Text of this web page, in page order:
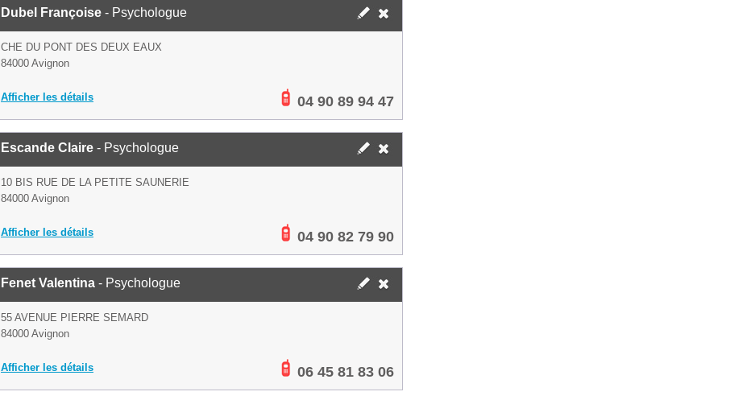
Dubel Françoise - Psychologue
CHE DU PONT DES DEUX EAUX
84000 Avignon
Afficher les détails 04 90 89 94 47
Escande Claire - Psychologue
10 BIS RUE DE LA PETITE SAUNERIE
84000 Avignon
Afficher les détails 04 90 82 79 90
Fenet Valentina - Psychologue
55 AVENUE PIERRE SEMARD
84000 Avignon
Afficher les détails 06 45 81 83 06